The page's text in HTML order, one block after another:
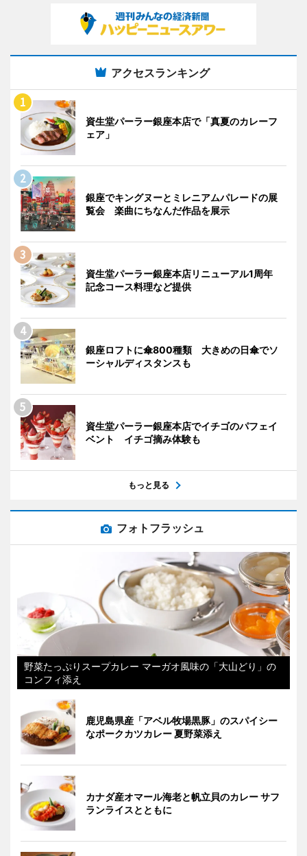
アクセスランキング
資生堂パーラー銀座本店で「真夏のカレーフ
ェア」
銀座でキングヌーとミレニアムパレードの展
覧会 楽曲にちなんだ作品を展示
資生堂パーラー銀座本店リニューアル1周年
記念コース料理など提供
銀座ロフトに傘800種類 大きめの日傘でソ
ーシャルディスタンスも
資生堂パーラー銀座本店でイチゴのパフェイ
ベント イチゴ摘み体験も
もっと見る
フォトフラッシュ
野菜たっぷりスープカレー マーガオ風味の「大山どり」の
コンフィ添え
鹿児島県産「アベル牧場黒豚」のスパイシー
なポークカツカレー 夏野菜添え
カナダ産オマール海老と帆立貝のカレー サフ
ランライスとともに